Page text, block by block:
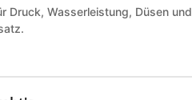
Druck, Wasserleistung, Düsen und